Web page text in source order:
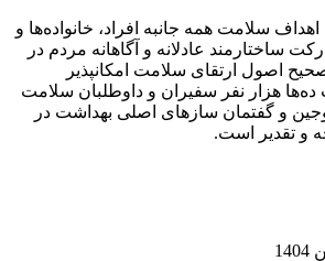
سلامت همه جانبه افراد، خانواده‌ها و
ساختارمند عادلانه و آگاهانه مردم در
اصول ارتقای سلامت امکانپذیر
هزار نفر سفیران و داوطلبان سلامت
و گفتمان سازهای اصلی بهداشت در
و تقدیر است.